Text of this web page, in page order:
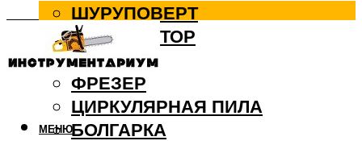
ШУРУПОВЕРТ
ПЕРФОРАТОР
ДРЕЛЬ
ФРЕЗЕР
ЦИРКУЛЯРНАЯ ПИЛА
БОЛГАРКА
МЕНЮ